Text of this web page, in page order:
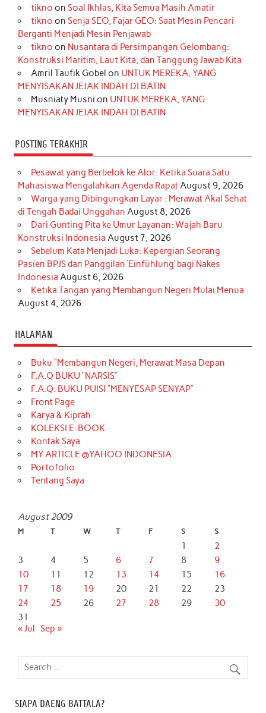
b
o
k
a
r
a
m
o
k
e
e
s
t
e
d
I
n
t
r
u
e
tikno on Soal Ikhlas, Kita Semua Masih Amatir
tikno on Senja SEO, Fajar GEO: Saat Mesin Pencari
Berganti Menjadi Mesin Penjawab
tikno on Nusantara di Persimpangan Gelombang:
Konstruksi Maritim, Laut Kita, dan Tanggung Jawab Kita
Amril Taufik Gobel on UNTUK MEREKA, YANG
MENYISAKAN JEJAK INDAH DI BATIN
Musniaty Musni on UNTUK MEREKA, YANG
MENYISAKAN JEJAK INDAH DI BATIN
POSTING TERAKHIR
Pesawat yang Berbelok ke Alor: Ketika Suara Satu
Mahasiswa Mengalahkan Agenda Rapat August 9, 2026
Warga yang Dibingungkan Layar : Merawat Akal Sehat
di Tengah Badai Unggahan August 8, 2026
Dari Gunting Pita ke Umur Layanan: Wajah Baru
Konstruksi Indonesia August 7, 2026
Sebelum Kata Menjadi Luka: Kepergian Seorang
Pasien BPJS dan Panggilan ‘Einfühlung’ bagi Nakes
Indonesia August 6, 2026
Ketika Tangan yang Membangun Negeri Mulai Menua
August 4, 2026
HALAMAN
Buku “Membangun Negeri, Merawat Masa Depan
F.A.Q BUKU “NARSIS”
F.A.Q. BUKU PUISI “MENYESAP SENYAP”
Front Page
Karya & Kiprah
KOLEKSI E-BOOK
Kontak Saya
MY ARTICLE @YAHOO INDONESIA
Portofolio
Tentang Saya
August 2009
M T W T F S S
1
2
3
4 5 6 7 8
9
10
11 12 13 14 15
16
17
18 19 20 21 22
23
24
25 26 27 28 29
30
31
« Jul Sep »
SIAPA DAENG BATTALA?